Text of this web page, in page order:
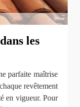
les
parfaite maîtrise
revêtement
en vigueur. Pour